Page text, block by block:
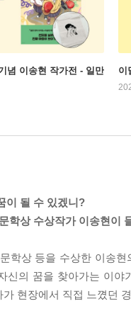
념 이송현 작가전 - 일만
이
이 될 수 있겠니?
학상 수상작가 이송현이
학상 등을 수상한 이송
신의 꿈을 찾아가는 이
현장에서 직접 느꼈던